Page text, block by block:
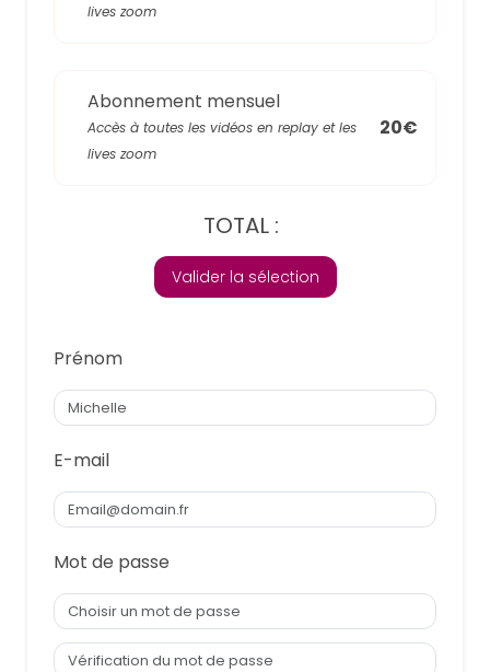
lives zoom
Abonnement mensuel
Accès à toutes les vidéos en replay et les
lives zoom
20€
TOTAL :
Valider la sélection
Prénom
E-mail
Mot de passe